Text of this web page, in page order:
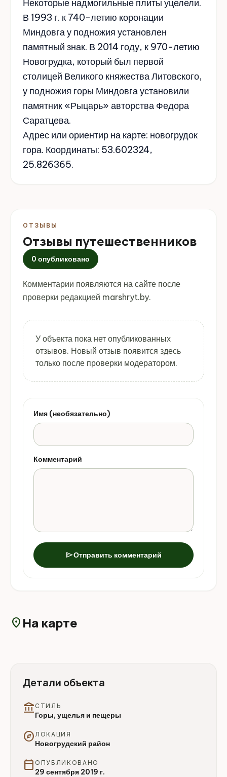
Некоторые надмогильные плиты уцелели.
В 1993 г. к 740-летию коронации
Миндовга у подножия установлен
памятный знак. В 2014 году, к 970-летию
Новогрудка, который был первой
столицей Великого княжества Литовского,
у подножия горы Миндовга установили
памятник «Рыцарь» авторства Федора
Саратцева.
Адрес или ориентир на карте: новогрудок
гора. Координаты: 53.602324,
25.826365.
ОТЗЫВЫ
Отзывы путешественников
0 опубликовано
Комментарии появляются на сайте после
проверки редакцией marshryt.by.
У объекта пока нет опубликованных
отзывов. Новый отзыв появится здесь
только после проверки модератором.
Имя (необязательно)
Комментарий
sendОтправить комментарий
location_on На карте
Детали объекта
account_balance СТИЛЬ
Горы, ущелья и пещеры
explore ЛОКАЦИЯ
Новогрудский район
calendar_today ОПУБЛИКОВАНО
29 сентября 2019 г.